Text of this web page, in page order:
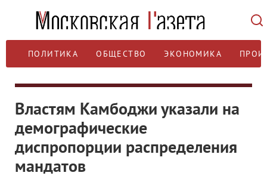
ПОЛИТИКА ОБЩЕСТВО ЭКОНОМИКА
Властям Камбоджи указали на
демографические
диспропорции распределения
мандатов